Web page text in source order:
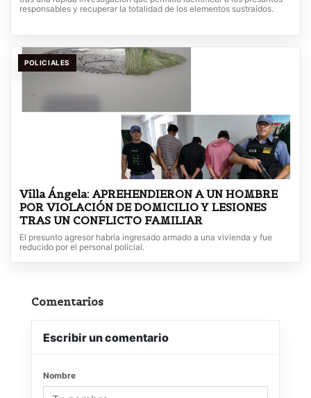
responsables y recuperar la totalidad de los elementos sustraídos.
POLICIALES
Villa Ángela: APREHENDIERON A UN HOMBRE
POR VIOLACIÓN DE DOMICILIO Y LESIONES
TRAS UN CONFLICTO FAMILIAR
El presunto agresor habría ingresado armado a una vivienda y fue
reducido por el personal policial.
Comentarios
Escribir un comentario
Nombre